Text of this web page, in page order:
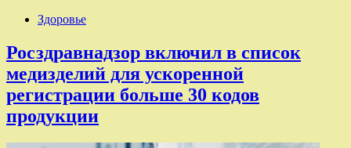
Здоровье
Росздравнадзор включил в список
медизделий для ускоренной
регистрации больше 30 кодов
продукции